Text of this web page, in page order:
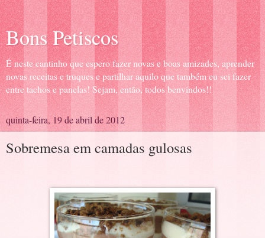
Bons Petiscos
É neste cantinho que espero fazer novas e boas amizades, aprender
novas receitas e truques e partilhar aquilo que também eu sei fazer
entre tachos e panelas! Sejam, então, todos benvindos!!
quinta-feira, 19 de abril de 2012
Sobremesa em camadas gulosas